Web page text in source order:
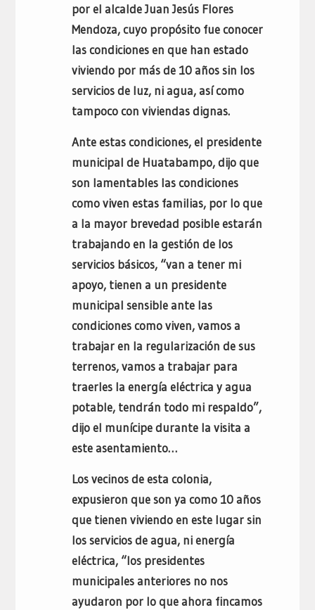
por el alcalde Juan Jesús Flores
Mendoza, cuyo propósito fue conocer
las condiciones en que han estado
viviendo por más de 10 años sin los
servicios de luz, ni agua, así como
tampoco con viviendas dignas.
Ante estas condiciones, el presidente
municipal de Huatabampo, dijo que
son lamentables las condiciones
como viven estas familias, por lo que
a la mayor brevedad posible estarán
trabajando en la gestión de los
servicios básicos, “van a tener mi
apoyo, tienen a un presidente
municipal sensible ante las
condiciones como viven, vamos a
trabajar en la regularización de sus
terrenos, vamos a trabajar para
traerles la energía eléctrica y agua
potable, tendrán todo mi respaldo”,
dijo el munícipe durante la visita a
este asentamiento…
Los vecinos de esta colonia,
expusieron que son ya como 10 años
que tienen viviendo en este lugar sin
los servicios de agua, ni energía
eléctrica, “los presidentes
municipales anteriores no nos
ayudaron por lo que ahora fincamos